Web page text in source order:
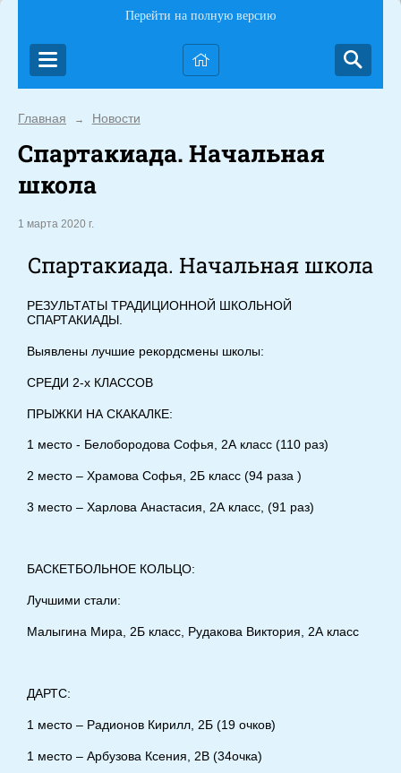
Перейти на полную версию
Главная → Новости
Спартакиада. Начальная
школа
1 марта 2020 г.
Спартакиада. Начальная школа
РЕЗУЛЬТАТЫ ТРАДИЦИОННОЙ ШКОЛЬНОЙ
СПАРТАКИАДЫ.
Выявлены лучшие рекордсмены школы:
СРЕДИ 2-х КЛАССОВ
ПРЫЖКИ НА СКАКАЛКЕ:
1 место - Белобородова Софья, 2А класс (110 раз)
2 место – Храмова Софья, 2Б класс (94 раза )
3 место – Харлова Анастасия, 2А класс, (91 раз)
БАСКЕТБОЛЬНОЕ КОЛЬЦО:
Лучшими стали:
Малыгина Мира, 2Б класс, Рудакова Виктория, 2А класс
ДАРТС:
1 место – Радионов Кирилл, 2Б (19 очков)
1 место – Арбузова Ксения, 2В (34очка)